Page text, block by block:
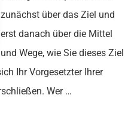
zunächst über das Ziel und
erst danach über die Mittel
und Wege, wie Sie dieses Ziel
Ihr Vorgesetzter Ihrer
Wer …